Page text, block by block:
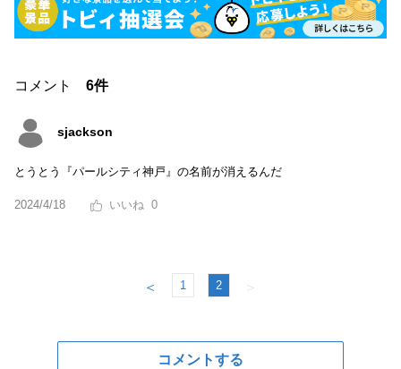
コメント 6件
sjackson
とうとう『パールシティ神戸』の名前が消えるんだ
2024/4/18 0
＜ 1 2 ＞
コメントする